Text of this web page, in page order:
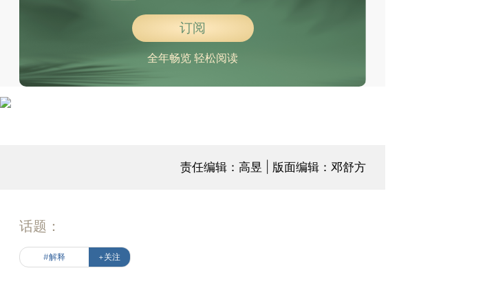
订阅
全年畅览 轻松阅读
责任编辑：高昱 | 版面编辑：邓舒方
话题：
#解释 +关注